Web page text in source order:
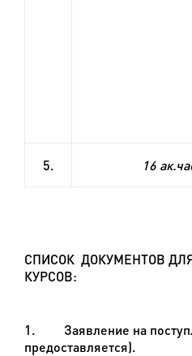
5. 16
СПИСОК ДОКУМЕНТОВ
КУРСОВ:
1. Заявление на
предоставляется).